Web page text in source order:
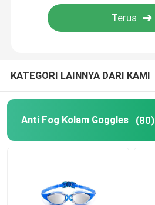
Sirip Berenang Selam
Lensa Anti Kabut
Kacamata Selam Anti Kabut
KATEGORI LAINNYA DARI KAMI
Anti Fog Kolam Goggles (80)